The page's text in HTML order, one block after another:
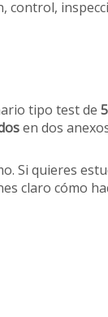
control,
tipo test de
en dos
Si quieres
claro cómo